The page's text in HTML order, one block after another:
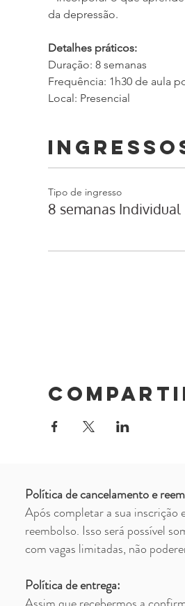
da depressão.
Detalhes práticos:
Duração: 8 semanas
Frequência: 1h30 de aula
Local: Presencial
Tipo de ingresso
8 semanas Individual
Política de cancelamento e
Após completar a sua inscrição
reembolso. Isso será possível
com vagas limitadas, não
Política de entrega: